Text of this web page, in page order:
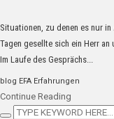
Situationen, zu denen es nur
Tagen gesellte sich ein Herr
Im Laufe des Gesprächs...
blog EFA Erfahrungen
Continue Reading